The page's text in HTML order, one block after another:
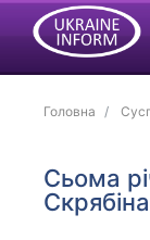
Головна
Сьома
Скрябіна